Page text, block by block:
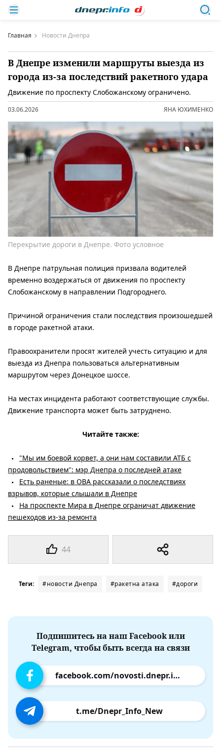
Главная Новости Днепра
В Днепре изменили маршруты выезда из
города из-за последствий ракетного удара
Движение по проспекту Слобожанскому ограничено.
03.06.2026 ЯНА ЮХИМЕНКО
44
Перекрытие дороги в Днепре. Фото условное
В Днепре патрульная полиция призвала водителей
временно воздержаться от движения по проспекту
Слобожанскому в направлении Подгороднего.
Причиной ограничения стали последствия произошедшей
в городе ракетной атаки.
Правоохранители просят жителей учесть ситуацию и для
выезда из Днепра пользоваться альтернативным
маршрутом через Донецкое шоссе.
На местах инцидента работают соответствующие службы.
Движение транспорта может быть затруднено.
Читайте также:
"Мы им боевой корвет, а они нам составили АТБ с
продовольствием": мэр Днепра о последней атаке
Есть раненые: в ОВА рассказали о последствиях
взрывов, которые слышали в Днепре
На проспекте Мира в Днепре ограничат движение
пешеходов из-за ремонта
Теги: #новости Днепра #ракетна атака #дороги
Подпишитесь на наш Facebook или
Telegram, чтобы быть всегда на связи
facebook.com/novosti.dnepr.info
t.me/Dnepr_Info_New